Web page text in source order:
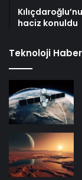
haciz konuldu
Teknoloji